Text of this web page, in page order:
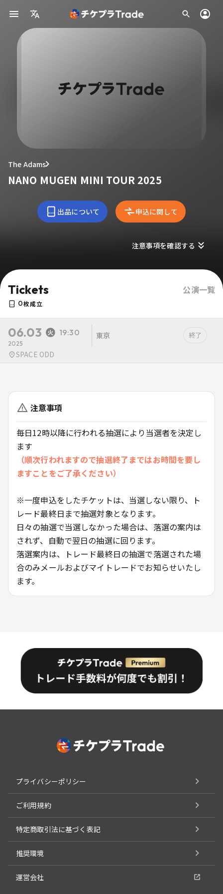
The Adams
NANO MUGEN MINI TOUR 2025
出品について 申込に関して
注意事項を確認する
Tickets 公演一覧
0枚成立
06.03 19:30
2025
東京 終了
SPACE ODD
注意事項
毎日12時以降に行われる抽選により当選者を決定し
ます
（順次行われますので抽選終了まではお時間を要し
ますことをご了承ください）
※一度申込をしたチケットは、当選しない限り、ト
レード最終日まで抽選対象となります。
日々の抽選で当選しなかった場合は、落選の案内は
されず、自動で翌日の抽選に回ります。
落選案内は、トレード最終日の抽選で落選された場
合のみメールおよびマイトレードでお知らせいたし
ます。
プライバシーポリシー
ご利用規約
特定商取引法に基づく表記
推奨環境
運営会社